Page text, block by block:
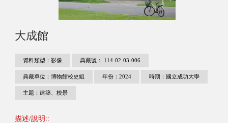
大成館
資料類型：影像 典藏號： 114-02-03-006
典藏單位：博物館校史組 年份：2024 時期：國立成功大學
主題：建築、校景
描述/說明::